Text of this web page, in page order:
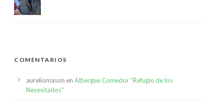
COMENTARIOS
aureliomason en Albergue Comedor “Refugio de los
Necesitados”